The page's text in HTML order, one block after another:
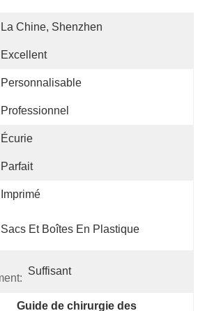
La Chine, Shenzhen
Excellent
Personnalisable
Professionnel
Écurie
Parfait
Imprimé
Sacs Et Boîtes En Plastique
Suffisant
Guide de chirurgie des